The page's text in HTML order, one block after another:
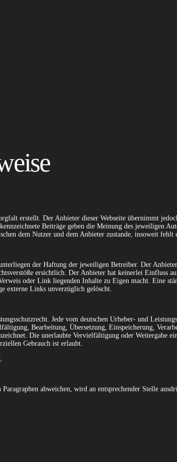
erstellt. Der Anbieter dieser Webseite übernimmt
Beiträge geben die Meinung des jeweiligen
dem Nutzer und dem Anbieter zustande, insoweit fehlt
der Haftung der jeweiligen Betreiber. Der
ersichtlich. Der Anbieter hat keinerlei Einfluss
oder Link liegenden Inhalte zu Eigen macht. Eine
externe Links unverzüglich gelöscht.
Jede vom deutschen Urheber- und
Bearbeitung, Übersetzung, Einspeicherung,
Die unerlaubte Vervielfältigung oder Weitergabe
Gebrauch ist erlaubt.
abweichen, wird an entsprechender Stelle